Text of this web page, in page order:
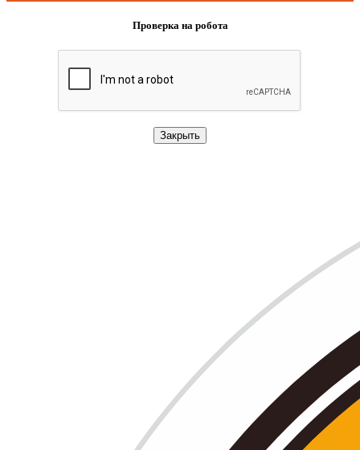
Проверка на робота
Закрыть